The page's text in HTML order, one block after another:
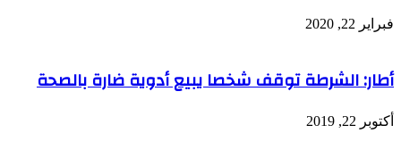
فبراير 22, 2020
أطار: الشرطة توقف شخصا يبيع أدوية ضارة بالصحة
أكتوبر 22, 2019